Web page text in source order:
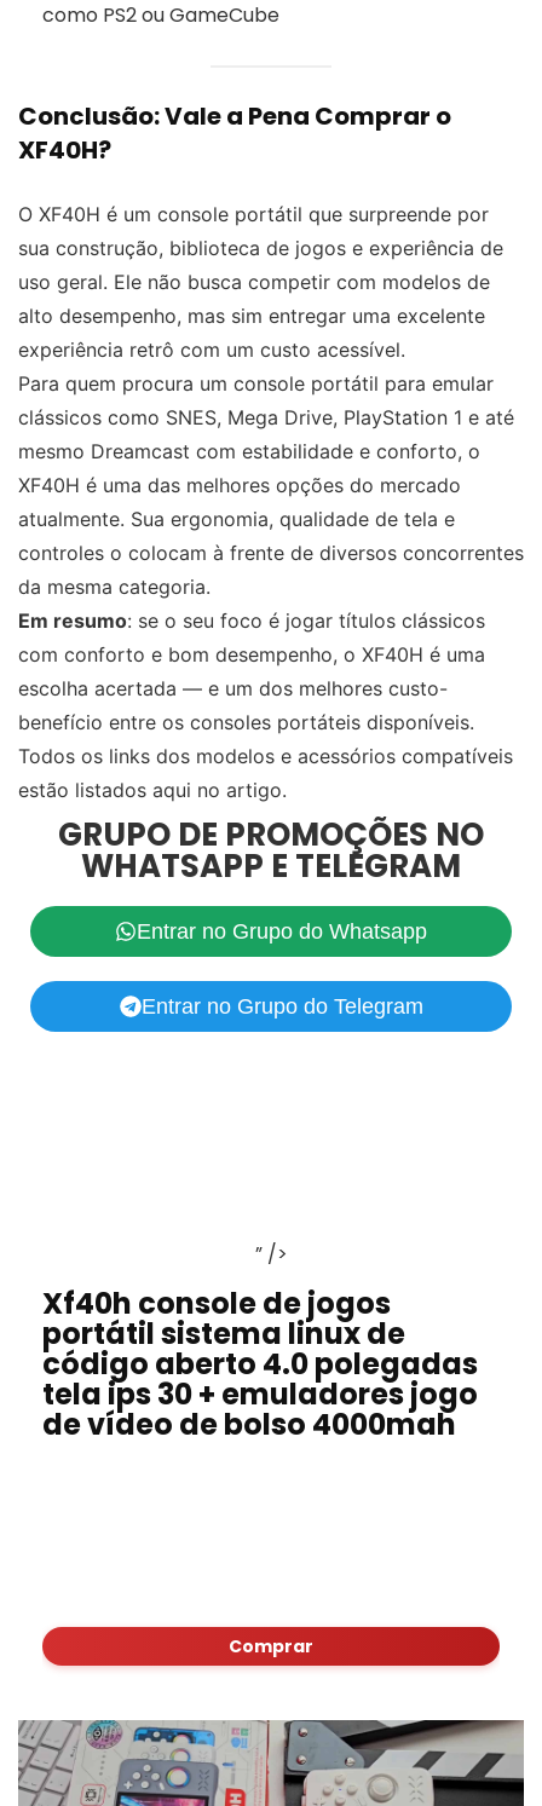
como PS2 ou GameCube
Conclusão: Vale a Pena Comprar o
XF40H?
O XF40H é um console portátil que surpreende por
sua construção, biblioteca de jogos e experiência de
uso geral. Ele não busca competir com modelos de
alto desempenho, mas sim entregar uma excelente
experiência retrô com um custo acessível.
Para quem procura um console portátil para emular
clássicos como SNES, Mega Drive, PlayStation 1 e até
mesmo Dreamcast com estabilidade e conforto, o
XF40H é uma das melhores opções do mercado
atualmente. Sua ergonomia, qualidade de tela e
controles o colocam à frente de diversos concorrentes
da mesma categoria.
Em resumo: se o seu foco é jogar títulos clássicos
com conforto e bom desempenho, o XF40H é uma
escolha acertada — e um dos melhores custo-
benefício entre os consoles portáteis disponíveis.
Todos os links dos modelos e acessórios compatíveis
estão listados aqui no artigo.
GRUPO DE PROMOÇÕES NO
WHATSAPP E TELEGRAM
Entrar no Grupo do Whatsapp
Entrar no Grupo do Telegram
” />
Xf40h console de jogos
portátil sistema linux de
código aberto 4.0 polegadas
tela ips 30 + emuladores jogo
de vídeo de bolso 4000mah
Comprar